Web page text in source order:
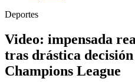
Deportes
Video: impensada
tras drástica
Champions League